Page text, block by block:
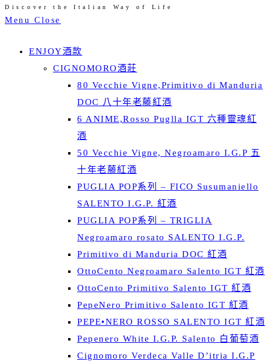
content
Discover the Italian Way of Life
Menu Close
ENJOY酒款
CIGNOMORO酒莊
80 Vecchie Vigne,Primitivo di Manduria
DOC 八十年老藤紅酒
6 ANIME,Rosso Puglla IGT 六種靈魂紅
酒
50 Vecchie Vigne, Negroamaro I.G.P 五
十年老藤紅酒
PUGLIA POP系列 – FICO Susumaniello
SALENTO I.G.P. 紅酒
PUGLIA POP系列 – TRIGLIA
Negroamaro rosato SALENTO I.G.P.
Primitivo di Manduria DOC 紅酒
OttoCento Negroamaro Salento IGT 紅酒
OttoCento Primitivo Salento IGT 紅酒
PepeNero Primitivo Salento IGT 紅酒
PEPE•NERO ROSSO SALENTO IGT 紅酒
Pepenero White I.G.P. Salento 白葡萄酒
Cignomoro Verdeca Valle D’itria I.G.P